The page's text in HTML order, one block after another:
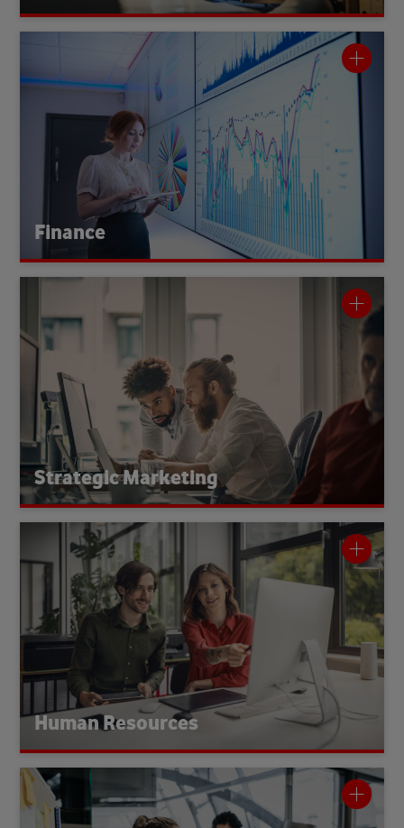
Finance
Finance
Finance sorgt dafür, dass Vodafone finanziell gesund und
strategisch fundiert handelt. Der Bereich plant Umsätze,
analysiert Geschäftsentwicklungen und bewertet
Investitionen. Zudem verantwortet Finance Controlling,
Accounting, Einkauf und die Prüfung interner Prozesse.
Strategic Marketing
Strategic Marketing
Strategisches Marketing beobachtet den
arkt, entwickelt neue Produkte und
definiert die Positionierung unserer Angebote. Der Bereich
verbindet Innovationskraft mit klarer Kundenzentrierung
und schafft so langfristige Wettbewerbsfähigkeit und eine
moderne Produktwelt.
Human Resources
Human Resources
HR gestaltet die Zukunft der Arbeit:
Der
Bereich
Recruiting- und Lernprogramme,
begleite
Führungskräfte und förder
t
eine Kultur der
Zusammenarbeit und Vielfalt. Mit modernen Systemen und
globaler Vernetzung treib
t
H
R
Leadership
und Entwicklung
. Dabei stehen die Menschen immer im Mittelpunkt.
External Affairs & Corporate
Communications